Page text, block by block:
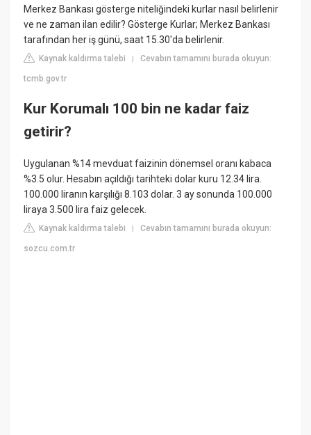
Merkez Bankası gösterge niteliğindeki kurlar nasıl belirlenir
ve ne zaman ilan edilir? Gösterge Kurlar; Merkez Bankası
tarafından her iş günü, saat 15.30'da belirlenir.
Kaynak kaldırma talebi |Cevabın tamamını burada okuyun:
tcmb.gov.tr
Kur Korumalı 100 bin ne kadar faiz
getirir?
Uygulanan %14 mevduat faizinin dönemsel oranı kabaca
%3.5 olur. Hesabın açıldığı tarihteki dolar kuru 12.34 lira.
100.000 liranın karşılığı 8.103 dolar. 3 ay sonunda 100.000
liraya 3.500 lira faiz gelecek.
Kaynak kaldırma talebi |Cevabın tamamını burada okuyun:
sozcu.com.tr